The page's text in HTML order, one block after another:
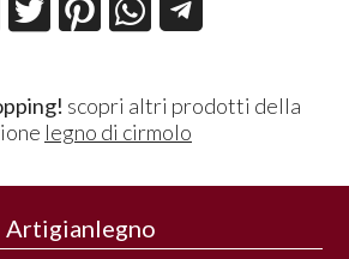
scopri altri prodotti della
legno di cirmolo
Artigianlegno